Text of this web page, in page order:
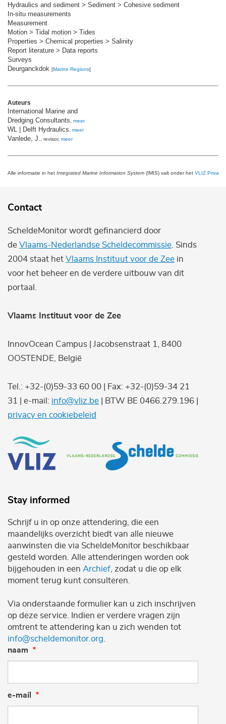
Hydraulics and sediment > Sediment > Cohesive sediment
In-situ measurements
Measurement
Motion > Tidal motion > Tides
Properties > Chemical properties > Salinity
Report literature > Data reports
Surveys
Deurganckdok [Marine Regions]
Auteurs
International Marine and
Dredging Consultants
meer
WL | Delft Hydraulics meer
Vanlede, J. , revisor, meer
Alle informatie in het Integrated Marine Information System (IMIS) valt onder het VLIZ Privacy
Contact
ScheldeMonitor wordt gefinancierd door
de Vlaams-Nederlandse Scheldecommissie . Sinds
2004 staat het Vlaams Instituut voor de Zee in
voor het beheer en de verdere uitbouw van dit
portaal.
Vlaams Instituut voor de Zee
InnovOcean Campus | Jacobsenstraat 1, 8400
OOSTENDE, België
Tel.: +32-(0)59-33 60 00 | Fax: +32-(0)59-34 21
31 | e-mail: info@vliz.be | BTW BE 0466.279.196 |
privacy en cookiebeleid
Stay informed
Schrijf u in op onze attendering, die een
maandelijks overzicht biedt van alle nieuwe
aanwinsten die via ScheldeMonitor beschikbaar
gesteld worden. Alle attenderingen worden ook
bijgehouden in een Archief , zodat u die op elk
moment terug kunt consulteren.
Via onderstaande formulier kan u zich inschrijven
op deze service. Indien er verdere vragen zijn
omtrent te attendering kan u zich wenden tot
info@scheldemonitor.org
naam
e-mail